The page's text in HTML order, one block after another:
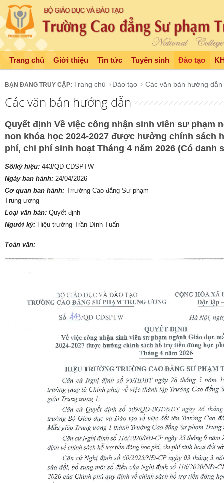
Trang chủ Giới thiệu Tin tức Tuyển sinh Đào tạo
Trang chủ Đào tạo Các văn bản hướng dẫn
Các văn bản hướng dẫn
Quyết định Về việc công nhận sinh viên sư phạm
non khóa học 2024-2027 được hưởng chính sách
phí, chi phí sinh hoạt Tháng 4 năm 2026 (Có danh
Số/ký hiệu: 443/QĐ-CĐSPTW
Ngày ban hành: 24/04/2026
Cơ quan ban hành: Trrường Cao đẳng Sư phạm
Trung ương
Loại văn bản: Quyết định
Người ký: Hiệu trưởng Trần Đình Tuấn